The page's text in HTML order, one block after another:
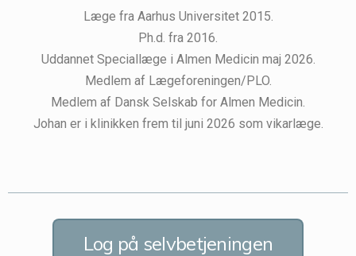
Læge fra Aarhus Universitet 2015.
Ph.d. fra 2016.
Uddannet Speciallæge i Almen Medicin maj 2026.
Medlem af Lægeforeningen/PLO.
Medlem af Dansk Selskab for Almen Medicin.
Johan er i klinikken frem til juni 2026 som vikarlæge.
Log på selvbetjeningen